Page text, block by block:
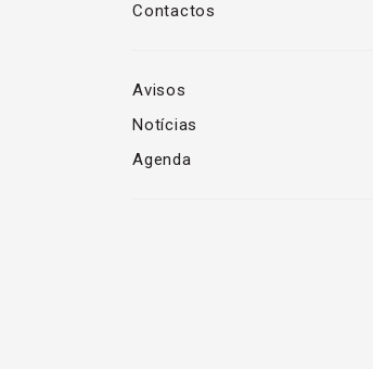
Contactos
Avisos
Notícias
Agenda